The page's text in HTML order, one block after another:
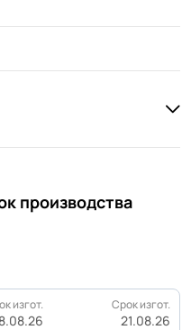
производства
изгот. Срок изгот.
21.08.26